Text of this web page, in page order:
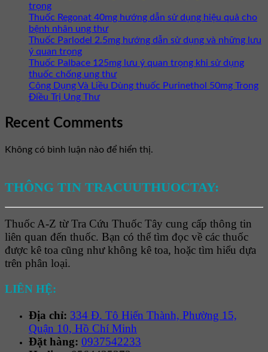
trọng
Thuốc Regonat 40mg hướng dẫn sử dụng hiệu quả cho
bệnh nhân ung thư
Thuốc Parlodel 2.5mg hướng dẫn sử dụng và những lưu
ý quan trọng
Thuốc Palbace 125mg lưu ý quan trọng khi sử dụng
thuốc chống ung thư
Công Dụng Và Liều Dùng thuốc Purinethol 50mg Trong
Điều Trị Ung Thư
Recent Comments
Không có bình luận nào để hiển thị.
THÔNG TIN TRACUUTHUOCTAY:
Thuốc A-Z từ Tra Cứu Thuốc Tây cung cấp thông tin
liên quan đến thuốc. Bạn có thể tìm đọc về các thuốc
được kê toa cũng như không kê toa, hoặc tìm hiểu dựa
trên phân loại.
LIÊN HỆ:
Địa chỉ: 334 Đ. Tô Hiến Thành, Phường 15,
Quận 10, Hồ Chí Minh
Đặt hàng: 0937542233